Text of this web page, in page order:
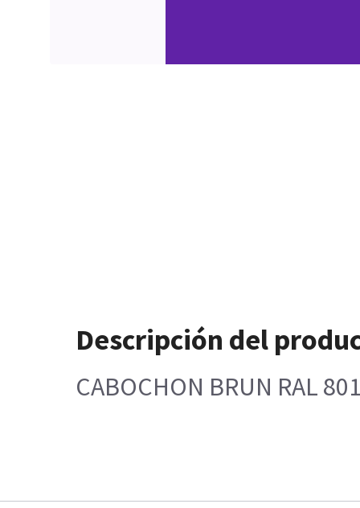
Descripción del
CABOCHON BRUN RAL